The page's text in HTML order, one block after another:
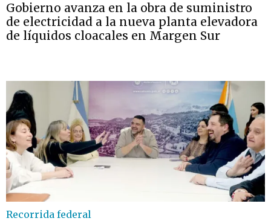
Gobierno avanza en la obra de suministro
de electricidad a la nueva planta elevadora
de líquidos cloacales en Margen Sur
Recorrida federal